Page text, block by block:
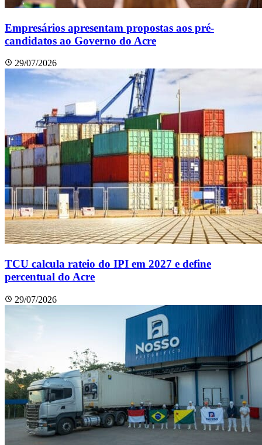
Empresários apresentam propostas aos pré-
candidatos ao Governo do Acre
29/07/2026
TCU calcula rateio do IPI em 2027 e define
percentual do Acre
29/07/2026